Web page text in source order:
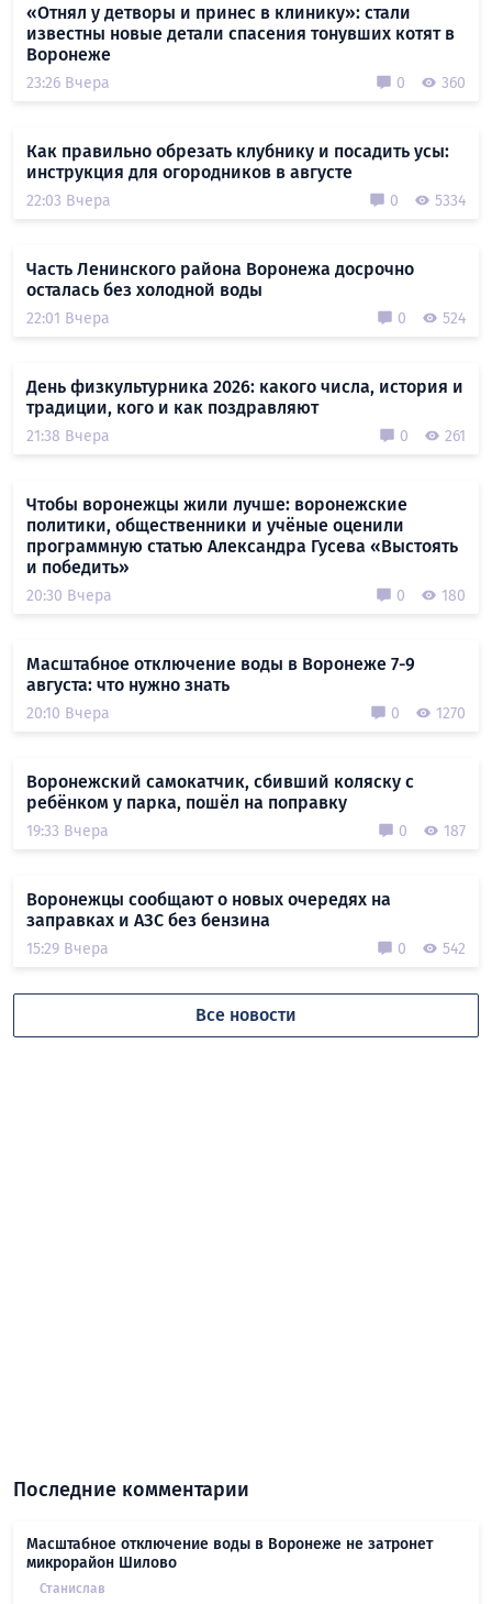
«Отнял у детворы и принес в клинику»: стали
известны новые детали спасения тонувших котят в
Воронеже
23:26 Вчера 0 360
Как правильно обрезать клубнику и посадить усы:
инструкция для огородников в августе
22:03 Вчера 0 5334
Часть Ленинского района Воронежа досрочно
осталась без холодной воды
22:01 Вчера 0 524
День физкультурника 2026: какого числа, история и
традиции, кого и как поздравляют
21:38 Вчера 0 261
Чтобы воронежцы жили лучше: воронежские
политики, общественники и учёные оценили
программную статью Александра Гусева «Выстоять
и победить»
20:30 Вчера 0 180
Масштабное отключение воды в Воронеже 7-9
августа: что нужно знать
20:10 Вчера 0 1270
Воронежский самокатчик, сбивший коляску с
ребёнком у парка, пошёл на поправку
19:33 Вчера 0 187
Воронежцы сообщают о новых очередях на
заправках и АЗС без бензина
15:29 Вчера 0 542
Все новости
Последние комментарии
Масштабное отключение воды в Воронеже не затронет
микрорайон Шилово
Станислав